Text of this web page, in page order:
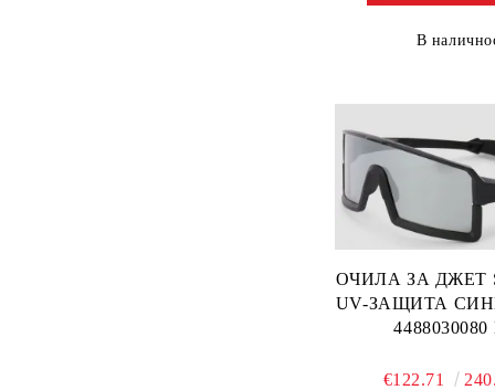
В
ОЧИЛА ЗА ДЖЕТ
UV-ЗАЩИТА
4488030080
€122.71